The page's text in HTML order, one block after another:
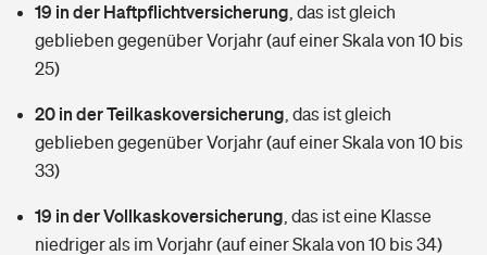
Wer versichert was: Jetzt Versicherer finden
Sie haben Fragen?
Mietkautionsversicherung
Restkreditversicherung
Zur Übersicht
Reiseversicherung
Handyversicherung
Zur Übersicht
Wer versichert was: Jetzt Versicherer finden
Sie haben Fragen?
19 in der Haftpflichtversicherung das ist gleich
geblieben gegenüber Vorjahr (auf einer Skala von 10 bis
25)
20 in der Teilkaskoversicherung das ist gleich
geblieben gegenüber Vorjahr (auf einer Skala von 10 bis
33)
19 in der Vollkaskoversicherung das ist eine Klasse
niedriger als im Vorjahr (auf einer Skala von 10 bis 34)